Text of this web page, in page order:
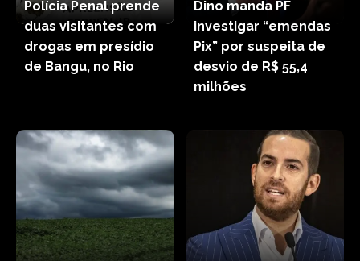
Polícia Penal prende
duas visitantes com
drogas em presídio
de Bangu, no Rio
Dino manda PF
investigar “emendas
Pix” por suspeita de
desvio de R$ 55,4
milhões